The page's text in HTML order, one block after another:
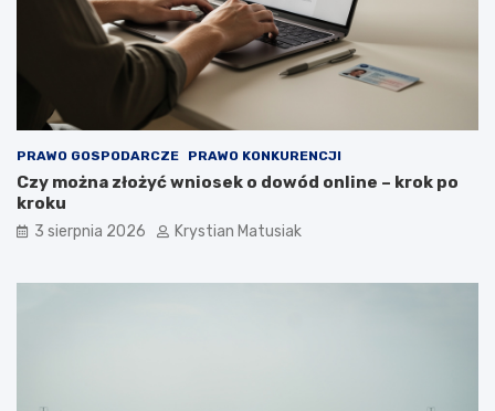
PRAWO GOSPODARCZE PRAWO KONKURENCJI
Czy można złożyć wniosek o dowód online – krok po
kroku
3 sierpnia 2026 Krystian Matusiak